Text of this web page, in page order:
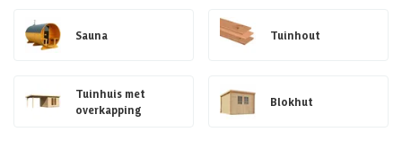
Sauna Tuinhout
Tuinhuis met
overkapping
Blokhut